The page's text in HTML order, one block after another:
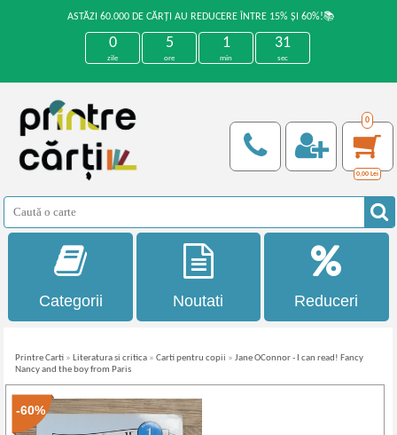
ASTĂZI 60.000 DE CĂRȚI AU REDUCERE ÎNTRE 15% ȘI 60%!📚
0
zile
5
ore
1
min
31
sec
0
0,00 Lei
Categorii Noutati Reduceri
Printre Carti » Literatura si critica »Carti pentru copii »Jane OConnor - I can read! Fancy
Nancy and the boy from Paris
-60%